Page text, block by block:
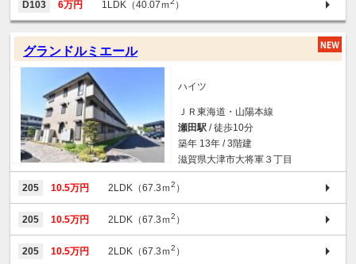
D103 6万円 1LDK（40.07ｍ ）
グランドルミエール
ハイツ
ＪＲ東海道・山陽本線
瀬田駅 / 徒歩10分
築年 13年 / 3階建
滋賀県大津市大将軍３丁目
205 10.5万円 2LDK（67.3ｍ2 ）
205 10.5万円 2LDK（67.3ｍ2 ）
205 10.5万円 2LDK（67.3ｍ2 ）